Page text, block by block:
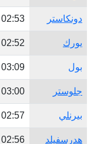
دونكاستر 02:53
يورك 02:52
بول 03:09
جلوستر 03:00
بيرنلي 02:57
هدرسفيلد 02:56